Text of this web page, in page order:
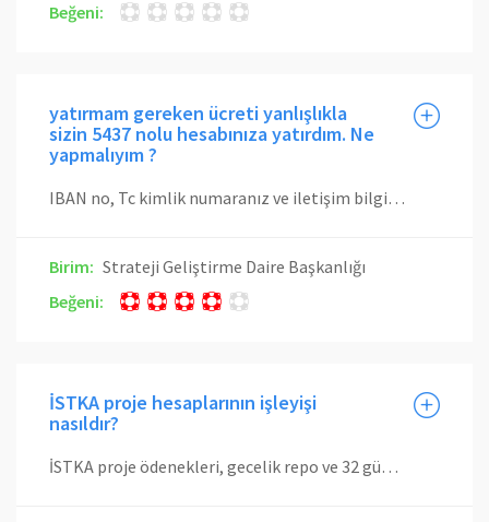
Beğeni:
yatırmam gereken ücreti yanlışlıkla
sizin 5437 nolu hesabınıza yatırdım. Ne
yapmalıyım ?
IBAN no, Tc kimlik numaranız ve iletişim bilgilerinizi de içeren bir dilekçe ile başkanlığımıza müracaat etmeniz halinde hesabımıza yatırdığınız tutar dilekçede belirttiğiniz IBAN numarasına ödenir.
Birim: Strateji Geliştirme Daire Başkanlığı
Beğeni:
İSTKA proje hesaplarının işleyişi
nasıldır?
İSTKA proje ödenekleri, gecelik repo ve 32 günlük blokeli-vadeli hesap olmak üzere iki yatırım aracı ile değerlendirilmektedir. Buna bağlı olarak; -Kullanılabilir ödenek, proje hesabı bakiyesi olup ödemelerin bu bakiyeye göre planlanması gerekmektedir. Blokeli vadeli hesaptan proje hesabına ödenek aktarımı yalnızca İSTKA talimatı yapılabilmektedir. Aktarım için proje yürütücüsü/koordinatörünün İSTKA’ya başvurusuyla birlikte blokeli hesabın vade bitimi dikkate alınmaktadır. -Gecelik repo işlemleri sebebiyle İSTKA hesaplarından ödemeler saat 14:30’a kadar yapılmaktadır.